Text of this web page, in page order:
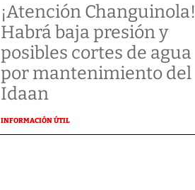
¡Atención Changuinola!
Habrá baja presión y
posibles cortes de agua
por mantenimiento del
Idaan
INFORMACIÓN ÚTIL